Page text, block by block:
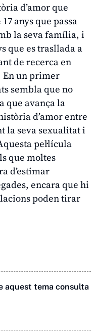
d’amor que
anys que passa
la seva família, i
que es trasllada a
de recerca en
En un primer
sembla que no
que avança la
d’amor entre
la seva sexualitat i
pel·lícula
que moltes
d’estimar
encara que hi
poden tirar
aquest tema consulta